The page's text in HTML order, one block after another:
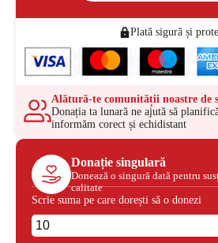
Plată sigură și
Alătură-te comunității noastre de
Donația ta lunară ne ajută să
informăm corect și echidistant
Donație singulară
Donează o singură dată pentru
calitate
Scrie suma pe care dorești să o donezi